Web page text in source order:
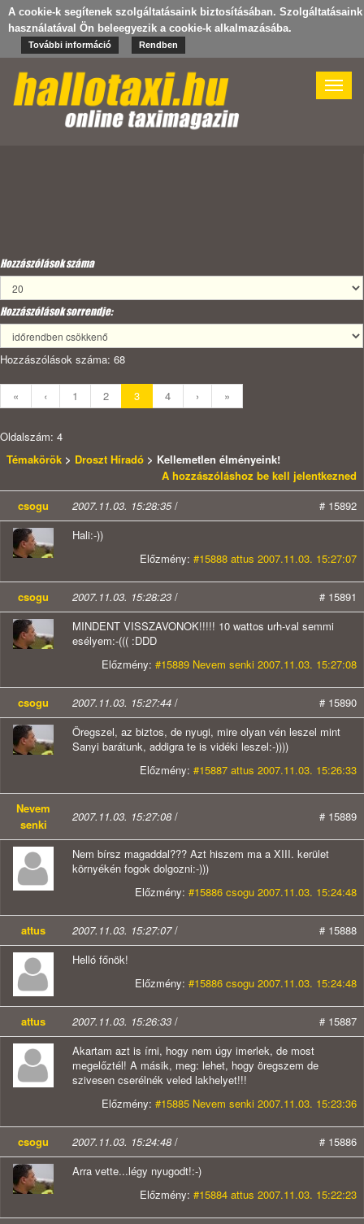
A cookie-k segítenek szolgáltatásaink biztosításában. Szolgáltatásaink
használatával Ön beleegyezik a cookie-k alkalmazásába.
További információ Rendben
Toggle
Hozzászólások száma
Hozzászólások sorrendje:
Hozzászólások száma: 68
« ‹ 1 2 3 4 › »
Oldalszám: 4
Témakörök > Droszt Híradó > Kellemetlen élményeink!
A hozzászóláshoz be kell jelentkezned
csogu
2007.11.03. 15:28:35/
# 15892
Hali:-))
Előzmény: #15888 attus 2007.11.03. 15:27:07
csogu 2007.11.03. 15:28:23 /
# 15891
MINDENT VISSZAVONOK!!!!! 10 wattos urh-val semmi
esélyem:-((( :DDD
Előzmény: #15889 Nevem senki 2007.11.03. 15:27:08
csogu 2007.11.03. 15:27:44 /
# 15890
Öregszel, az biztos, de nyugi, mire olyan vén leszel mint
Sanyi barátunk, addigra te is vidéki leszel:-))))
Előzmény: #15887 attus 2007.11.03. 15:26:33
Nevem
senki
2007.11.03. 15:27:08 / # 15889
Nem bírsz magaddal??? Azt hiszem ma a XIII. kerület
környékén fogok dolgozni:-)))
Előzmény: #15886 csogu 2007.11.03. 15:24:48
attus 2007.11.03. 15:27:07/
# 15888
Helló főnök!
Előzmény: #15886 csogu 2007.11.03. 15:24:48
attus 2007.11.03. 15:26:33 /
# 15887
Akartam azt is írni, hogy nem úgy imerlek, de most
megelőztél! A másik, meg: lehet, hogy öregszem de
szivesen cserélnék veled lakhelyet!!!
Előzmény: #15885 Nevem senki 2007.11.03. 15:23:36
csogu 2007.11.03. 15:24:48 /
# 15886
Arra vette...légy nyugodt!:-)
Előzmény: #15884 attus 2007.11.03. 15:22:23